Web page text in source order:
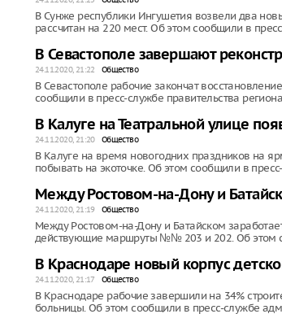
В Сунже республики Ингушетия возвели два
рассчитан на 220 мест. Об этом сообщили в
В Севастополе завершают
24.11.2020, 21:22 Общество
В Севастополе рабочие закончат
сообщили в пресс-службе правительства
В Калуге на Театральной улице
24.11.2020, 21:20 Общество
В Калуге на время новогодних праздников на
побывать на экоточке. Об этом сообщили в
Между Ростовом-на-Дону и
24.11.2020, 21:19 Общество
Между Ростовом-на-Дону и Батайском
действующие маршруты №№ 203 и 202. Об этом
В Краснодаре новый корпус
24.11.2020, 21:17 Общество
В Краснодаре рабочие завершили на 34%
больницы. Об этом сообщили в пресс-службе